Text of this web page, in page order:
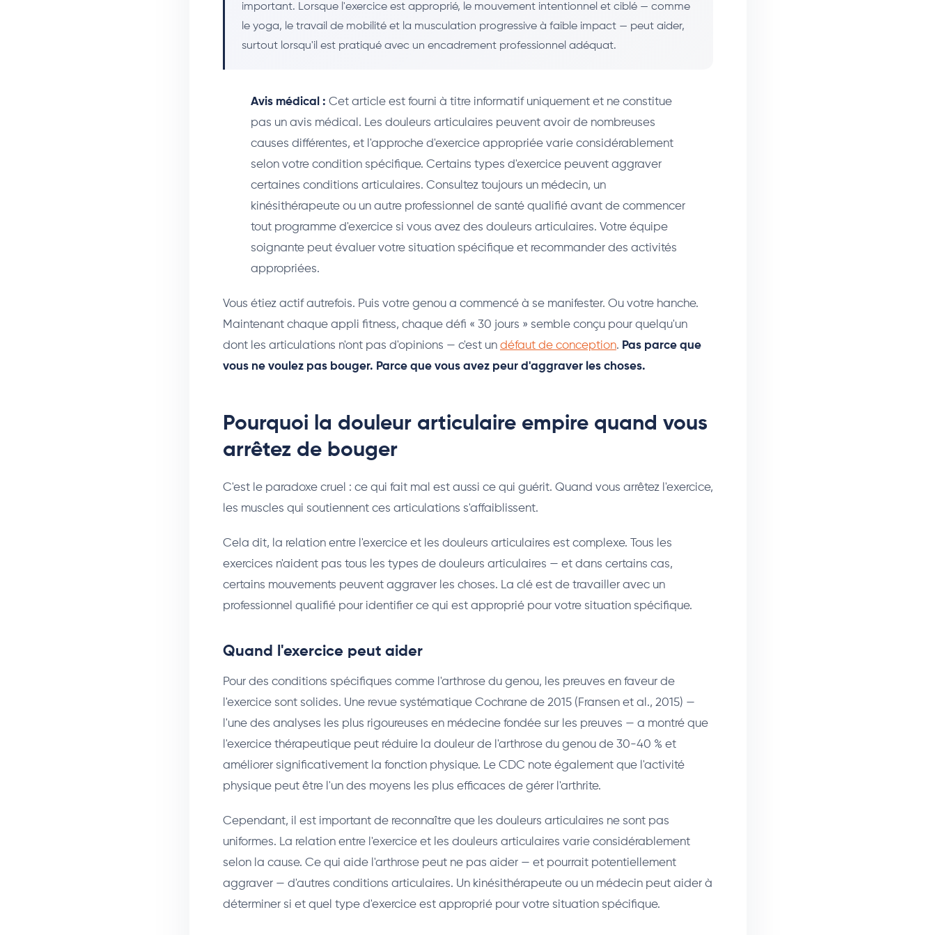
important. Lorsque l'exercice est approprié, le mouvement intentionnel et ciblé — comme
le yoga, le travail de mobilité et la musculation progressive à faible impact — peut aider,
surtout lorsqu'il est pratiqué avec un encadrement professionnel adéquat.
Avis médical : Cet article est fourni à titre informatif uniquement et ne constitue
pas un avis médical. Les douleurs articulaires peuvent avoir de nombreuses
causes différentes, et l'approche d'exercice appropriée varie considérablement
selon votre condition spécifique. Certains types d'exercice peuvent aggraver
certaines conditions articulaires. Consultez toujours un médecin, un
kinésithérapeute ou un autre professionnel de santé qualifié avant de commencer
tout programme d'exercice si vous avez des douleurs articulaires. Votre équipe
soignante peut évaluer votre situation spécifique et recommander des activités
appropriées.
Vous étiez actif autrefois. Puis votre genou a commencé à se manifester. Ou votre hanche.
Maintenant chaque appli fitness, chaque défi « 30 jours » semble conçu pour quelqu'un
dont les articulations n'ont pas d'opinions — c'est un défaut de conception. Pas parce que
vous ne voulez pas bouger. Parce que vous avez peur d'aggraver les choses.
Pourquoi la douleur articulaire empire quand vous
arrêtez de bouger
C'est le paradoxe cruel : ce qui fait mal est aussi ce qui guérit. Quand vous arrêtez l'exercice,
les muscles qui soutiennent ces articulations s'affaiblissent.
Cela dit, la relation entre l'exercice et les douleurs articulaires est complexe. Tous les
exercices n'aident pas tous les types de douleurs articulaires — et dans certains cas,
certains mouvements peuvent aggraver les choses. La clé est de travailler avec un
professionnel qualifié pour identifier ce qui est approprié pour votre situation spécifique.
Quand l'exercice peut aider
Pour des conditions spécifiques comme l'arthrose du genou, les preuves en faveur de
l'exercice sont solides. Une revue systématique Cochrane de 2015 (Fransen et al., 2015) —
l'une des analyses les plus rigoureuses en médecine fondée sur les preuves — a montré que
l'exercice thérapeutique peut réduire la douleur de l'arthrose du genou de 30-40 % et
améliorer significativement la fonction physique. Le CDC note également que l'activité
physique peut être l'un des moyens les plus efficaces de gérer l'arthrite.
Cependant, il est important de reconnaître que les douleurs articulaires ne sont pas
uniformes. La relation entre l'exercice et les douleurs articulaires varie considérablement
selon la cause. Ce qui aide l'arthrose peut ne pas aider — et pourrait potentiellement
aggraver — d'autres conditions articulaires. Un kinésithérapeute ou un médecin peut aider à
déterminer si et quel type d'exercice est approprié pour votre situation spécifique.